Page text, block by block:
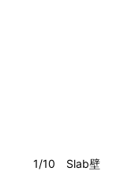
1/10 Slab壁